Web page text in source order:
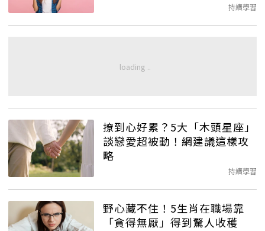
持續學習
撩到心好累？5大「木頭星座」
談戀愛超被動！網建議這樣攻
略
持續學習
野心藏不住！5生肖在職場靠
「貪得無厭」得到驚人收穫